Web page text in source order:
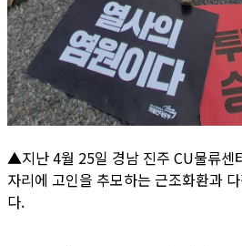
▲지난 4월 25일 경남 진주 CU물류센
자리에 고인을 추모하는 근조화환과
다.